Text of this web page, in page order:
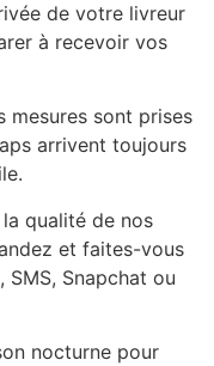
de votre livreur
à recevoir vos
mesures sont prises
arrivent toujours
qualité de nos
et faites-vous
Snapchat ou
nocturne pour